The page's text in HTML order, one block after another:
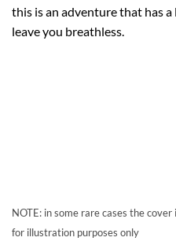
this is an adventure that has
leave you breathless.
NOTE: in some rare cases the
for illustration purposes only